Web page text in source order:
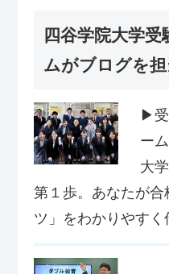
四谷学院大学
ムがブログを
▶
ーム
大
第１歩。あなたが合
ツ」をわかりやすく